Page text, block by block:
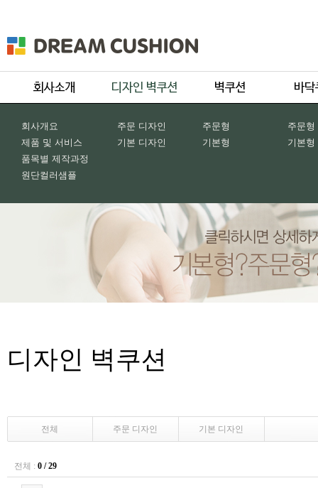
회사개요
제품 및 서비스
품목별 제작과정
원단컬러샘플
주문 디자인
기본 디자인
주문형
기본형
주문형
기본형
디자인 벽쿠션
전체 주문 디자인 기본 디자인
전체 : 0 / 29